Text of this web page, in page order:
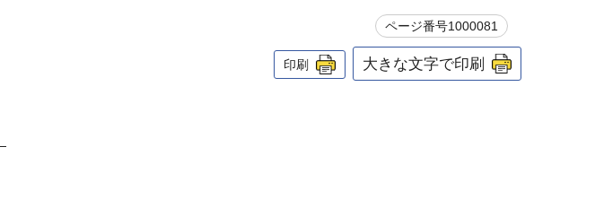
ページ番号1000081
印刷 大きな文字で印刷